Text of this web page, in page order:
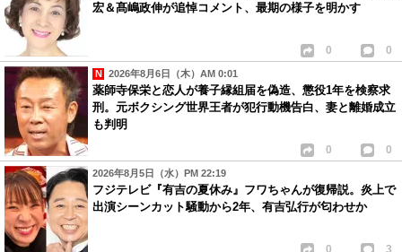
宏＆髙嶋政伸が追悼コメント、最期の様子を明かす
0 0
2026年8月6日（木）AM 0:01
薬師寺保栄と恋人が養子縁組届を偽造、懲役1年を検察求
刑。元ボクシング世界王者が犯行動機告白、妻と離婚成立
も判明
0 0
2026年8月5日（水）PM 22:19
フジテレビ『有吉の夏休み』フワちゃんが復帰説。炎上で
出演シーンカット騒動から2年、有吉弘行が匂わせか
0 3